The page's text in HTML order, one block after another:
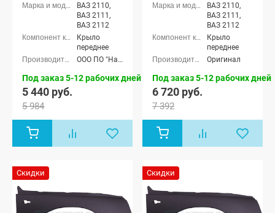
ВАЗ 2110,
ВАЗ 2111,
ВАЗ 2112
Крыло
переднее
ООО ПО "Начало"
Под заказ 5-12 рабочих дней
5 440 руб.
5 984
ВАЗ 2110,
ВАЗ 2111,
ВАЗ 2112
Крыло
переднее
Оригинал
Под заказ 5-12 рабочих дней
6 720 руб.
7 392
Скидки Скидки